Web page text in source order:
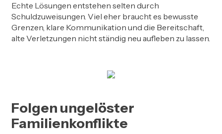
Echte Lösungen entstehen selten durch
Schuldzuweisungen. Viel eher braucht es bewusste
Grenzen, klare Kommunikation und die Bereitschaft,
alte Verletzungen nicht ständig neu aufleben zu lassen.
Folgen ungelöster
Familienkonflikte